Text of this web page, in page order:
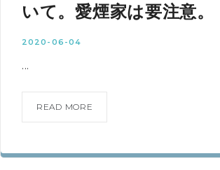
いて。愛煙家は要注意。
2020-06-04
...
READ MORE